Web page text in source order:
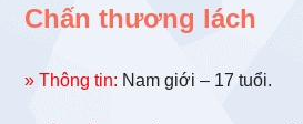
Chấn thương lách
» Thông tin: Nam giới – 17 tuổi.